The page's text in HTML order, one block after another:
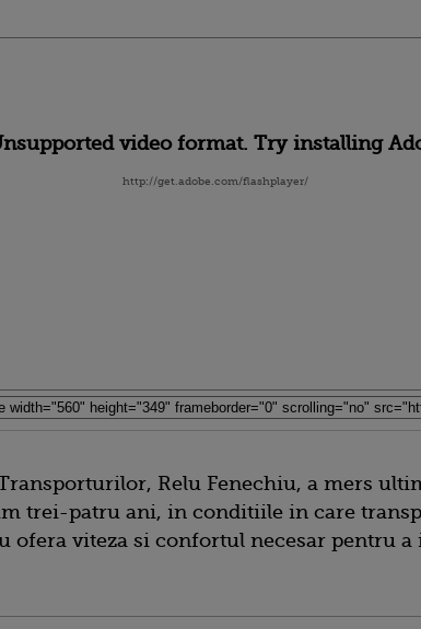
video format. Try installing
http://get.adobe.com/flashplayer/
Relu Fenechiu, a mers
trei-patru ani, in conditiile in care
ofera viteza si confortul necesar pentru a